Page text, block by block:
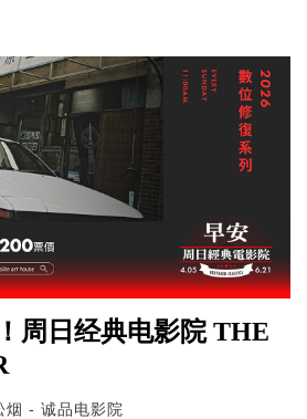
周日经典电影院 THE
烟 - 诚品电影院